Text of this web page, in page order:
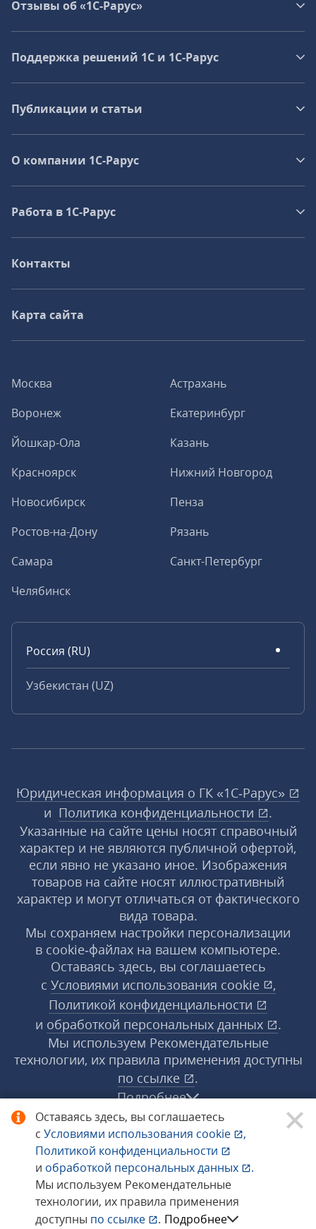
Оставаясь здесь, вы соглашаетесь
с Условиями использования cookie
,
Политикой конфиденциальности
и обработкой персональных данных
.
Мы используем Рекомендательные
технологии, их правила применения
доступны по ссылке . Подробнее
Москва
Астрахань
Воронеж
Екатеринбург
Йошкар-Ола
Казань
Красноярск
Нижний Новгород
Новосибирск
Пенза
Ростов-на-Дону
Рязань
Самара
Санкт-Петербург
Челябинск
Россия (RU)
Узбекистан (UZ)
Отзывы об «1С-Рарус»
Поддержка решений 1С и 1С‑Рарус
Публикации и статьи
О компании 1C-Рарус
Работа в 1С‑Рарус
Контакты
Карта сайта
Юридическая информация о ГК «1С‑Рарус»
и Политика конфиденциальности
.
Указанные на сайте цены носят справочный
характер и не являются публичной офертой,
если явно не указано иное. Изображения
товаров на сайте носят иллюстративный
характер и могут отличаться от фактического
вида товара.
Мы сохраняем настройки персонализации
в cookie‑файлах на вашем компьютере.
Оставаясь здесь, вы соглашаетесь
с Условиями использования cookie
,
Политикой конфиденциальности
и обработкой персональных данных
.
Мы используем Рекомендательные
технологии, их правила применения доступны
по ссылке
.
Подробнее
© 1998−2026 «1С‑Рарус» ®. Все права
защищены.
Сообщить об ошибке